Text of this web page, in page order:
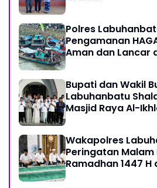
Polres
Pengamanan
Aman dan Lancar
Bupati dan Wakil
Labuhanbatu
Masjid Raya Al-
Wakapolres
Peringatan Malam
Ramadhan 1447